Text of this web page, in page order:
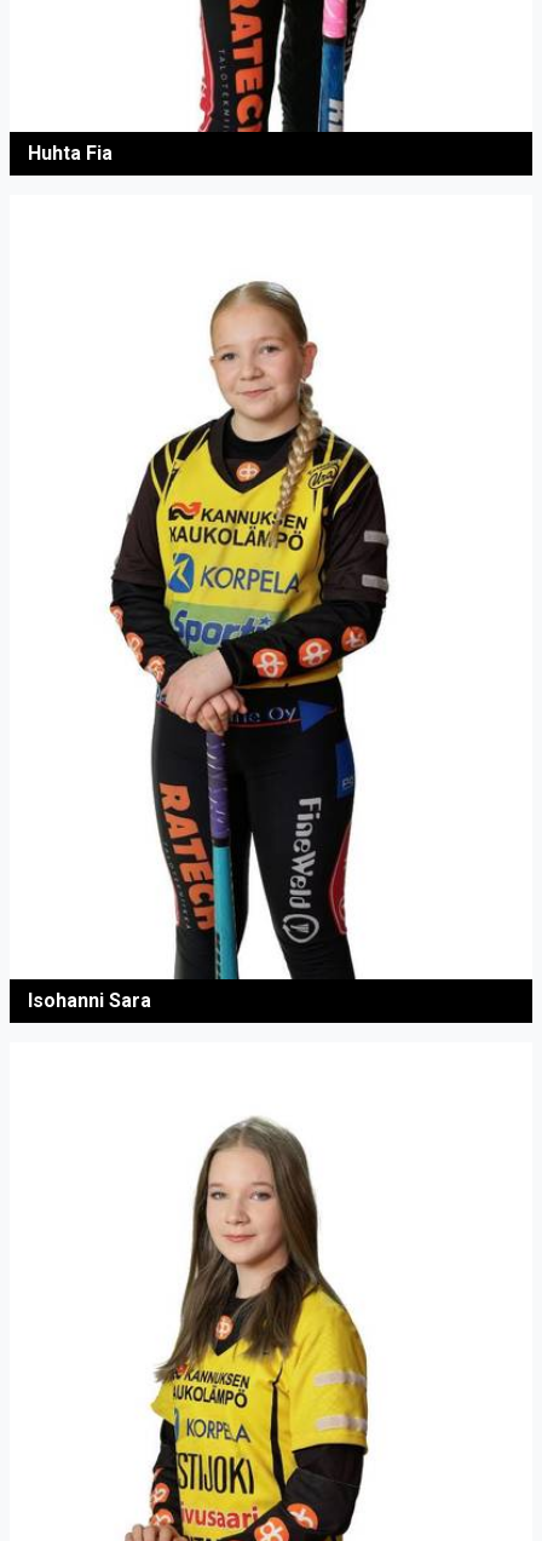
Huhta Fia
Isohanni Sara